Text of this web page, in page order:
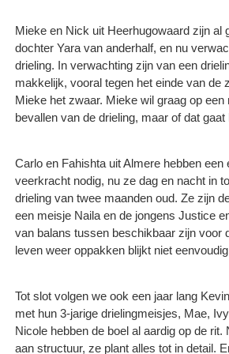
Mieke en Nick uit Heerhugowaard zijn al
dochter Yara van anderhalf, en nu
drieling. In verwachting zijn van een
makkelijk, vooral tegen het einde van de
Mieke het zwaar. Mieke wil graag op een
bevallen van de drieling, maar of dat gaat
Carlo en Fahishta uit Almere hebben een
veerkracht nodig, nu ze dag en nacht in
drieling van twee maanden oud. Ze zijn
een meisje Naila en de jongens Justice
van balans tussen beschikbaar zijn voor
leven weer oppakken blijkt niet
Tot slot volgen we ook een jaar lang
met hun 3-jarige drielingmeisjes, Mae,
Nicole hebben de boel al aardig op de rit.
aan structuur, ze plant alles tot in detail.